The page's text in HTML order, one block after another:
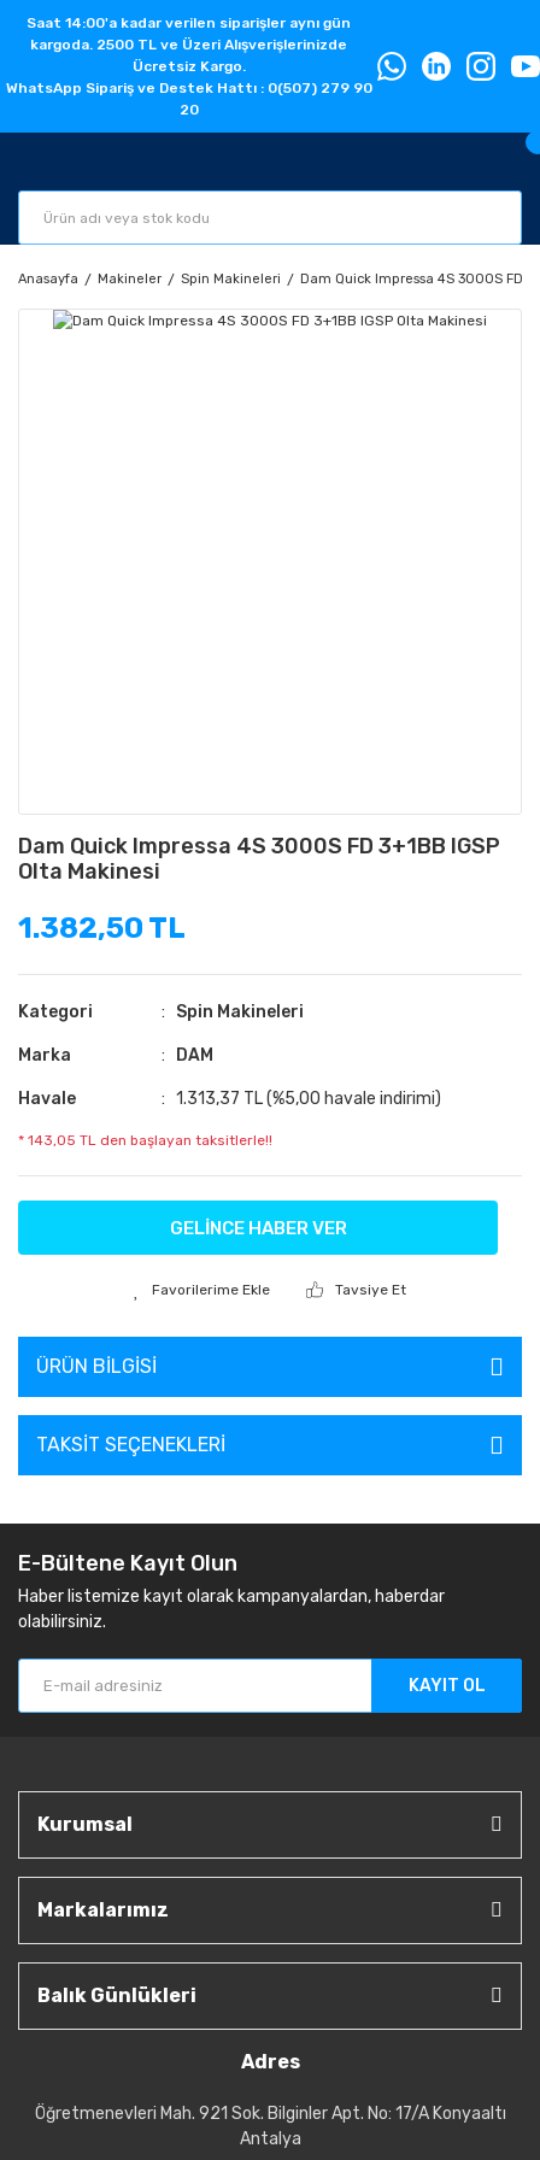
Saat 14:00'a kadar verilen siparişler aynı gün
kargoda. 2500 TL ve Üzeri Alışverişlerinizde
Ücretsiz Kargo.
WhatsApp Sipariş ve Destek Hattı : 0(507) 279 90
20
Anasayfa Makineler Spin Makineleri Dam Quick Impressa 4S 3000S FD
Dam Quick Impressa 4S 3000S FD 3+1BB IGSP
Olta Makinesi
1.382,50 TL
Kategori Spin Makineleri
Marka DAM
Havale 1.313,37 TL (%5,00 havale indirimi)
* 143,05 TL den başlayan taksitlerle!!
GELİNCE HABER VER
Tavsiye Et
ÜRÜN BILGISI
TAKSIT SEÇENEKLERI
E-Bültene Kayıt Olun
Haber listemize kayıt olarak kampanyalardan, haberdar
olabilirsiniz.
KAYIT OL
Kurumsal
Markalarımız
Balık Günlükleri
Adres
Öğretmenevleri Mah. 921 Sok. Bilginler Apt. No: 17/A Konyaaltı
Antalya